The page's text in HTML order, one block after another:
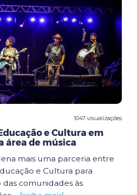
1047 visualizações
e Cultura em
área de música
mais uma parceria entre
e Cultura para
comunidades às